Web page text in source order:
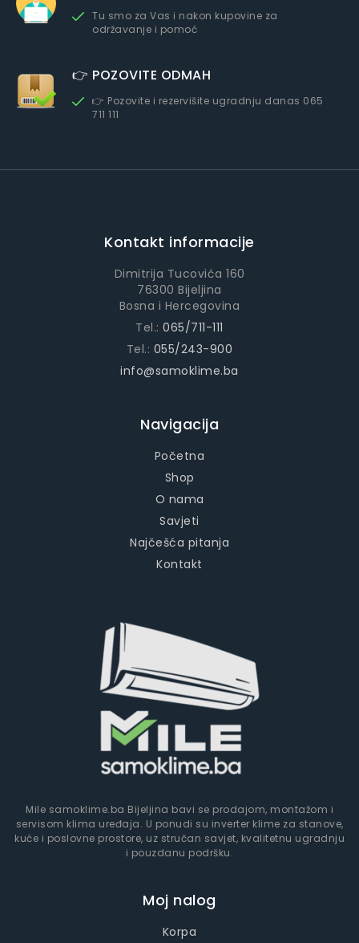
Tu smo za Vas i nakon kupovine za
održavanje i pomoć
👉 POZOVITE ODMAH
👉 Pozovite i rezervišite ugradnju danas 065
711 111
Kontakt informacije
Dimitrija Tucovića 160
76300 Bijeljina
Bosna i Hercegovina
Tel.:065/711-111
Tel.: 055/243-900
info@samoklime.ba
Navigacija
Početna
Shop
O nama
Savjeti
Najčešća pitanja
Kontakt
Mile samoklime.ba Bijeljina bavi se prodajom, montažom i
servisom klima uređaja. U ponudi su inverter klime za stanove,
kuće i poslovne prostore, uz stručan savjet, kvalitetnu ugradnju
i pouzdanu podršku.
Moj nalog
Korpa